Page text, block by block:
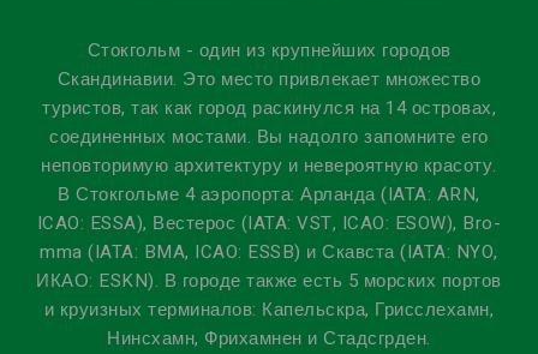
Стокгольм - один из крупнейших городов
Скандинавии. Это место привлекает множество
туристов, так как город раскинулся на 14 островах,
соединенных мостами. Вы надолго запомните его
неповторимую архитектуру и невероятную красоту.
В Стокгольме 4 аэропорта: Арланда (IATA: ARN,
ICAO: ESSA), Вестерос (IATA: VST, ICAO: ESOW), Bro-
mma (IATA: BMA, ICAO: ESSB) и Скавста (IATA: NYO,
ИКАО: ESKN). В городе также есть 5 морских портов
и круизных терминалов: Капельскра, Грисслехамн,
Нинсхамн, Фрихамнен и Стадсгрден.